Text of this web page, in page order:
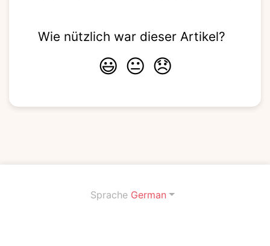
Wie nützlich war dieser Artikel?
😃 😐 😞
Sprache German